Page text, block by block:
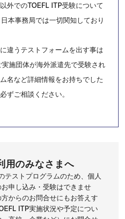
外でのTOEFL ITP受験について
本事務局では一切関知しており
違うテストフォームを出す事は
施団体が海外派遣先で受験され
名など詳細情報をお持ちでした
ずご相談ください。
用のみなさまへ
テストプログラムのため、個人
申し込み・受験はできませ
からのお問合せにもお答えす
ITP実施状況や予定につい